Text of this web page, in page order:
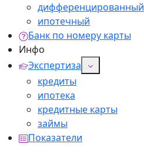
дифференцированный
ипотечный
Банк по номеру карты
Инфо
Экспертиза
кредиты
ипотека
кредитные карты
займы
Показатели